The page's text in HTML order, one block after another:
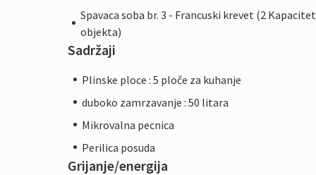
Spavaca soba br. 3 - Francuski krevet (2 Kapacitet
objekta)
Sadržaji
Plinske ploce : 5 ploče za kuhanje
duboko zamrzavanje : 50 litara
Mikrovalna pecnica
Perilica posuda
Grijanje/energija